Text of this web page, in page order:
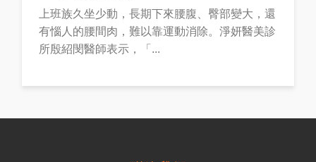
上班族久坐少動，長期下來腰腹、臀部變大，還
有惱人的腰間肉，難以靠運動消除。淨妍醫美診
所殷紹閔醫師表示，「...